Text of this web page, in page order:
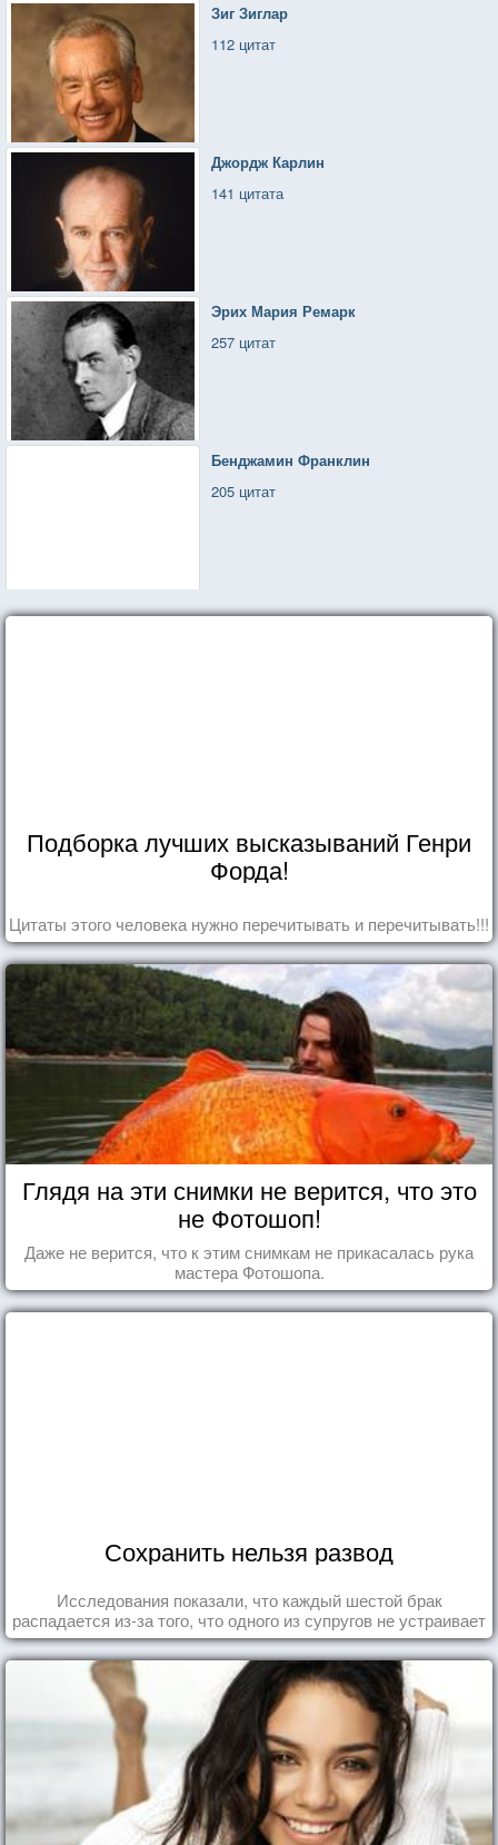
Зиг Зиглар
112 цитат
Джордж Карлин
141 цитата
Эрих Мария Ремарк
257 цитат
Бенджамин Франклин
205 цитат
Подборка лучших высказываний Генри
Форда!
Цитаты этого человека нужно перечитывать и перечитывать!!!
Глядя на эти снимки не верится, что это
не Фотошоп!
Даже не верится, что к этим снимкам не прикасалась рука
мастера Фотошопа.
Сохранить нельзя развод
Исследования показали, что каждый шестой брак
распадается из-за того, что одного из супругов не устраивает
та роль, которая выпала ему в семье.